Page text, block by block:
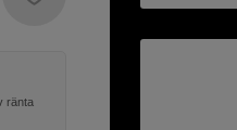
ränta